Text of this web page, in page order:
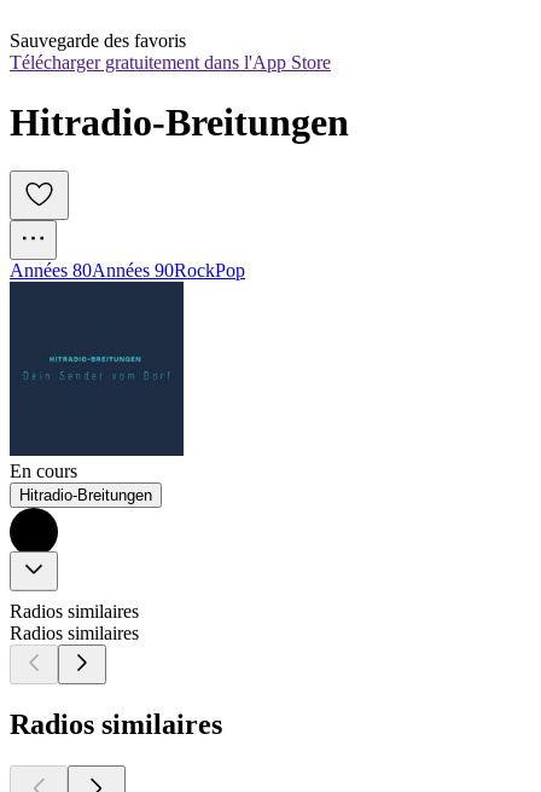
Sauvegarde des favoris
Télécharger gratuitement dans l'App Store
Hitradio-Breitungen
Années 80Années 90RockPop
En cours
Hitradio-Breitungen
Radios similaires
Radios similaires
Radios similaires